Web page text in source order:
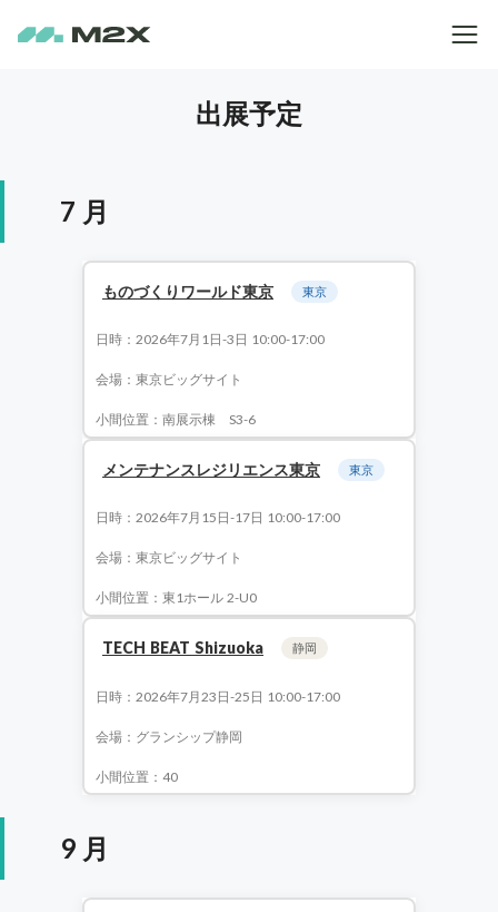
出展予定
7 月
ものづくりワールド東京 東京
日時：2026年7月1日-3日 10:00-17:00
会場：東京ビッグサイト
小間位置：南展示棟 S3-6
メンテナンスレジリエンス東京 東京
日時：2026年7月15日-17日 10:00-17:00
会場：東京ビッグサイト
小間位置：東1ホール 2-U0
TECH BEAT Shizuoka 静岡
日時：2026年7月23日-25日 10:00-17:00
会場：グランシップ静岡
小間位置：40
9 月